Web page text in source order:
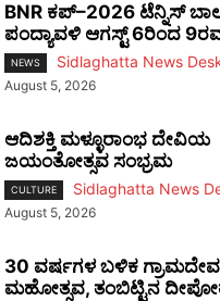
BNR ಕಪ್–2026 ಟೆನ್ನಿಸ್
ಪಂದ್ಯಾವಳಿ ಆಗಸ್ಟ್ 6ರಿಂದ
NEWS Sidlaghatta News
August 5, 2026
ಆದಿಶಕ್ತಿ ಮಳ್ಳೂರಾಂಭ ದೇವಿಯ
ಜಯಂತೋತ್ಸವ ಸಂಭ್ರಮ
CULTURE Sidlaghatta News
August 5, 2026
30 ವರ್ಷಗಳ ಬಳಿಕ
ಮಹೋತ್ಸವ, ತಂಬಿಟ್ಟಿನ